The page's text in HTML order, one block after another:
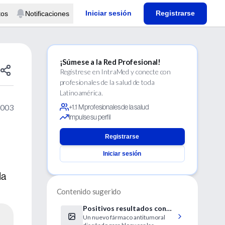
Notificaciones Iniciar sesión Registrarse
¡Súmese a la Red Profesional!
Regístrese en IntraMed y conecte con
profesionales de la salud de toda
Latinoamérica.
+1.1 M profesionales de la salud
Impulse su perfil
Registrarse
Iniciar sesión
Contenido sugerido
Positivos resultados con
gefitinib, un nuevo
Un nuevo fármaco antitumoral